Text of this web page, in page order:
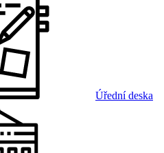
Úřední deska